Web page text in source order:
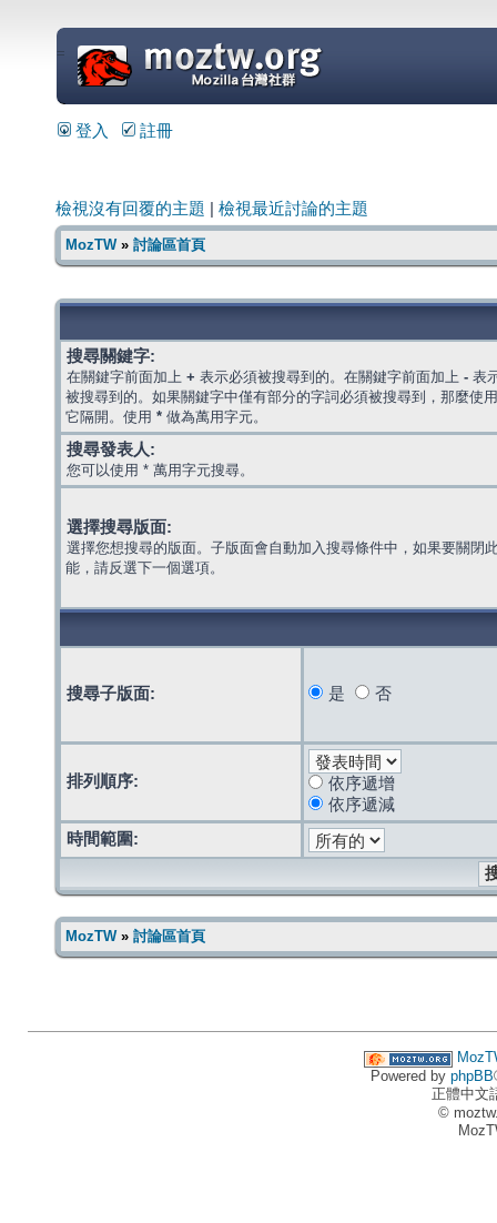
=
登入 註冊
檢視沒有回覆的主題 檢視最近討論的主題
MozTW» 討論區首頁
搜尋關鍵字:
在關鍵字前面加上 + 表示必須被搜尋到的。在關鍵字前面加上 - 表
被搜尋到的。如果關鍵字中僅有部分的字詞必須被搜尋到，那麼使
它隔開。使用 * 做為萬用字元。
搜尋發表人:
您可以使用 * 萬用字元搜尋。
選擇搜尋版面:
選擇您想搜尋的版面。子版面會自動加入搜尋條件中，如果要關閉
能，請反選下一個選項。
搜尋子版面: 是 否
排列順序:
依序遞增
依序遞減
時間範圍:
MozTW» 討論區首頁
Powered by phpBB
正體中文
©